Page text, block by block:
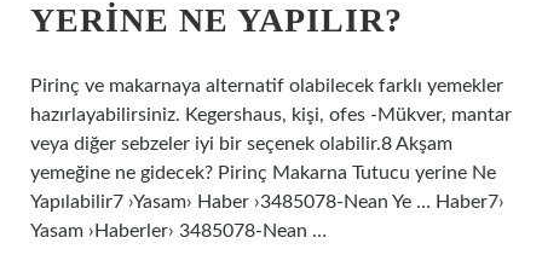
YERINE NE YAPILIR?
Pirinç ve makarnaya alternatif olabilecek farklı yemekler
hazırlayabilirsiniz. Kegershaus, kişi, ofes -Mükver, mantar
veya diğer sebzeler iyi bir seçenek olabilir.8 Akşam
yemeğine ne gidecek? Pirinç Makarna Tutucu yerine Ne
Yapılabilir7 ›Yasam› Haber ›3485078-Nean Ye … Haber7›
Yasam ›Haberler› 3485078-Nean …